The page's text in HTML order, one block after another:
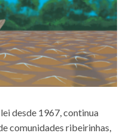
desde 1967, continua
comunidades ribeirinhas,